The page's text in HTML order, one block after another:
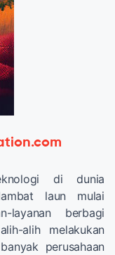
di dunia
laun mulai
layanan berbagi
alih melakukan
perusahaan